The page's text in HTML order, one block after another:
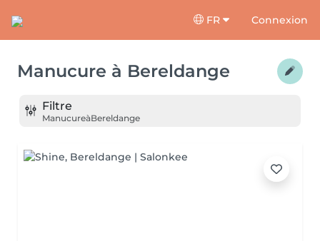
FR Connexion
Manucure à Bereldange
Filtre
ManucureàBereldange